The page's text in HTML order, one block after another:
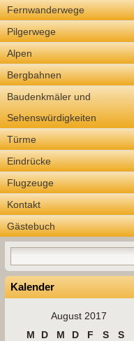
Fernwanderwege
Pilgerwege
Alpen
Bergbahnen
Baudenkmäler und
Sehenswürdigkeiten
Türme
Eindrücke
Flugzeuge
Kontakt
Gästebuch
Kalender
August 2017
M
D M D F S
S